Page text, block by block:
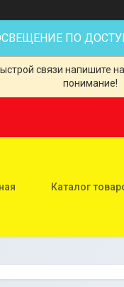
ПО
связи напишите
понимание!
Каталог